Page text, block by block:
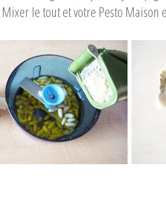
le tout et votre Pesto